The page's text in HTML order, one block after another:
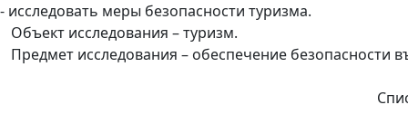
- исследовать меры безопасности туризма.
Объект исследования – туризм.
Предмет исследования – обеспечение безопасности